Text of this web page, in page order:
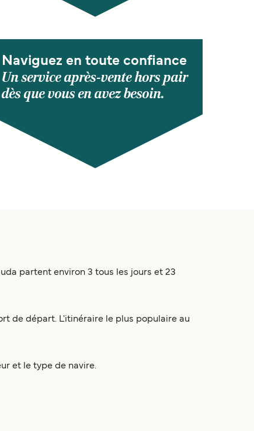
Naviguez en toute confiance
Un service après-vente hors pair
dès que vous en avez besoin.
partent environ 3 tous les jours et 23
de départ. L'itinéraire le plus populaire au
et le type de navire.